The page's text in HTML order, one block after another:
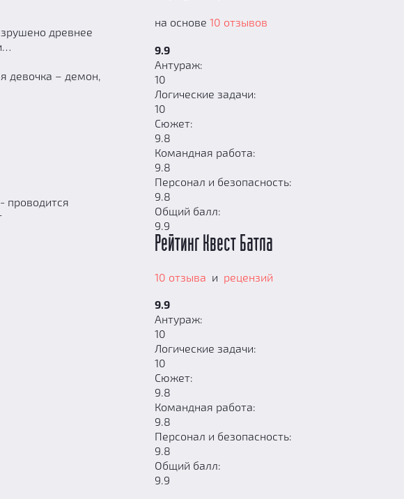
древнее
девочка – демон,
проводится
на основе 10 отзывов
9.9
Антураж:
10
Логические задачи:
10
Сюжет:
9.8
Командная работа:
9.8
Персонал и безопасность:
9.8
Общий балл:
9.9
Рейтинг Квест Батла
10 отзыва и рецензий
9.9
Антураж:
10
Логические задачи:
10
Сюжет:
9.8
Командная работа:
9.8
Персонал и безопасность:
9.8
Общий балл:
9.9